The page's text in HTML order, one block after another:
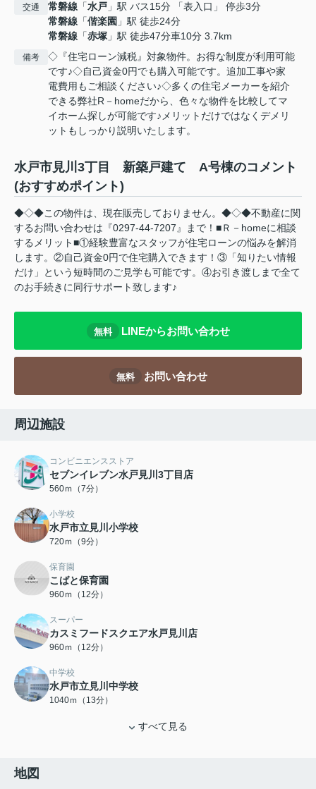
交通 常磐線 「水戸 」駅 バス15分 「表入口」 停歩3分
常磐線 「偕楽園 」駅 徒歩24分
常磐線 「赤塚 」駅 徒歩47分車10分 3.7km
備考
◇『住宅ローン減税』対象物件。お得な制度が利用可能
です♪◇自己資金0円でも購入可能です。追加工事や家
電費用もご相談ください♪◇多くの住宅メーカーを紹介
できる弊社R－homeだから、色々な物件を比較してマ
イホーム探しが可能です♪メリットだけではなくデメリ
ットもしっかり説明いたします。
水戸市見川3丁目 新築戸建て A号棟のコメント
(おすすめポイント)
◆◇◆この物件は、現在販売しておりません。◆◇◆不動産に関
するお問い合わせは『0297-44-7207』まで！■Ｒ－homeに相談
するメリット■①経験豊富なスタッフが住宅ローンの悩みを解消
します。②自己資金0円で住宅購入できます！③「知りたい情報
だけ」という短時間のご見学も可能です。④お引き渡しまで全て
のお手続きに同行サポート致します♪
無料 LINEからお問い合わせ
無料 お問い合わせ
周辺施設
コンビニエンスストア
セブンイレブン水戸見川3丁目店
560ｍ（7分）
小学校
水戸市立見川小学校
720ｍ（9分）
保育園
こばと保育園
960ｍ（12分）
スーパー
カスミフードスクエア水戸見川店
960ｍ（12分）
中学校
水戸市立見川中学校
1040ｍ（13分）
すべて見る
地図